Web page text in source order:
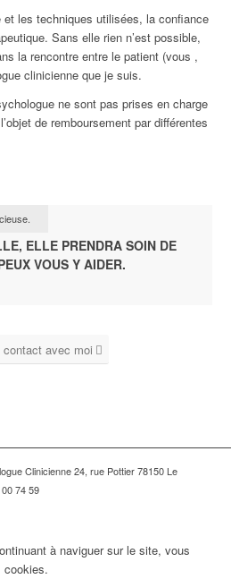
les techniques utilisées, la confiance
Sans elle rien n’est possible,
la rencontre entre le patient (vous ,
clinicienne que je suis.
ne sont pas prises en charge
de remboursement par différentes
ELLE PRENDRA SOIN DE
VOUS Y AIDER.
contact avec moi
Clinicienne 24, rue Pottier 78150 Le
74 59
à naviguer sur le site, vous
cookies.